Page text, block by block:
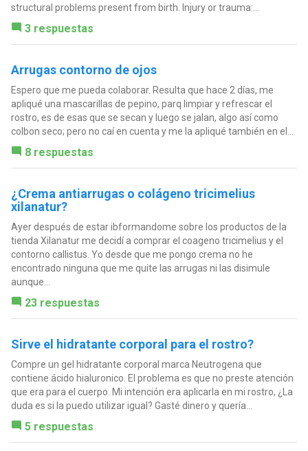
structural problems present from birth. Injury or trauma:...
3 respuestas
Arrugas contorno de ojos
Espero que me pueda colaborar. Resulta que hace 2 días, me
apliqué una mascarillas de pepino, parq limpiar y refrescar el
rostro, es de esas que se secan y luego se jalan, algo así como
colbon seco; pero no caí en cuenta y me la apliqué también en el...
8 respuestas
¿Crema antiarrugas o colágeno tricimelius
xilanatur?
Ayer después de estar ibformandome sobre los productos de la
tienda Xilanatur me decidí a comprar el coageno tricimelius y el
contorno callistus. Yo desde que me pongo crema no he
encontrado ninguna que me quite las arrugas ni las disimule
aunque...
23 respuestas
Sirve el hidratante corporal para el rostro?
Compre un gel hidratante corporal marca Neutrogena que
contiene ácido hialuronico. El problema es que no preste atención
que era para el cuerpo. Mi intención era aplicarla en mi rostro, ¿La
duda es si la puedo utilizar igual? Gasté dinero y quería...
5 respuestas